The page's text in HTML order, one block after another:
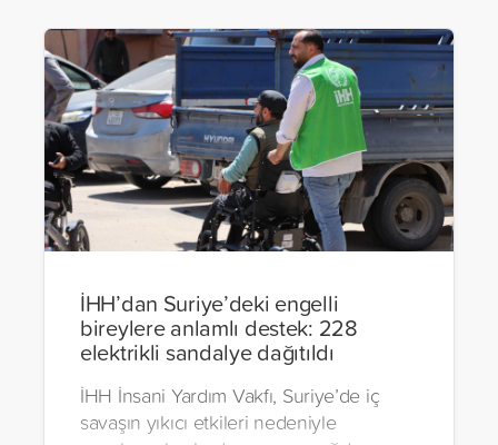
İHH’dan Suriye’deki engelli
bireylere anlamlı destek: 228
elektrikli sandalye dağıtıldı
İHH İnsani Yardım Vakfı, Suriye’de iç
savaşın yıkıcı etkileri nedeniyle